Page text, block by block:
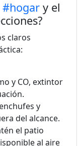
#hogar y el
claros
y CO, extintor
y
del alcance.
el patio
al aire